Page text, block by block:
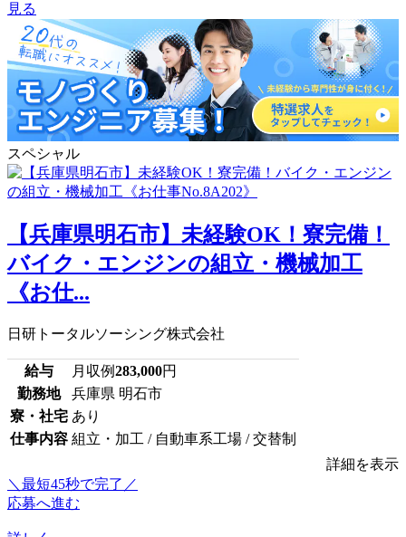
見る
スペシャル
【兵庫県明石市】未経験OK！寮完備！
バイク・エンジンの組立・機械加工
《お仕...
日研トータルソーシング株式会社
給与 月収例283,000円
勤務地
兵庫県 明石市
寮・社宅 あり
仕事内容 組立・加工 / 自動車系工場 / 交替制
詳細を表示
＼最短45秒で完了／
応募へ進む